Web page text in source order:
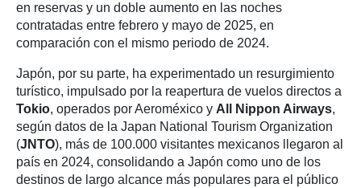
en reservas y un doble aumento en las noches
contratadas entre febrero y mayo de 2025, en
comparación con el mismo periodo de 2024.
Japón, por su parte, ha experimentado un resurgimiento
turístico, impulsado por la reapertura de vuelos directos a
Tokio, operados por Aeroméxico y All Nippon Airways,
según datos de la Japan National Tourism Organization
(JNTO), más de 100.000 visitantes mexicanos llegaron al
país en 2024, consolidando a Japón como uno de los
destinos de largo alcance más populares para el público